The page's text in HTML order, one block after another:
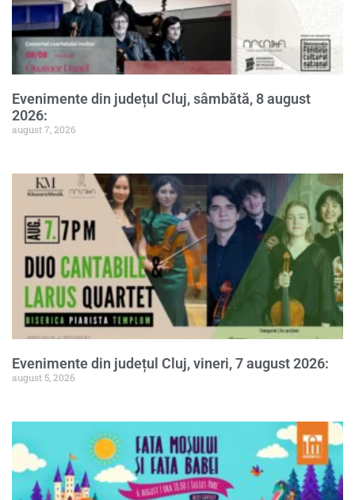
Evenimente din județul Cluj, sâmbătă, 8 august
2026:
august 7, 2026
Evenimente din județul Cluj, vineri, 7 august 2026:
august 5, 2026